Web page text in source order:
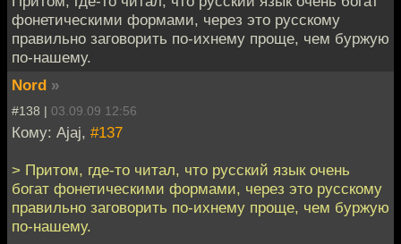
фонетическими формами, через это русскому
правильно заговорить по-ихнему проще, чем буржую
по-нашему.
Nord »
#138 | 03.09.09 12:56
Кому: Ajaj, #137
> Притом, где-то читал, что русский язык очень
богат фонетическими формами, через это русскому
правильно заговорить по-ихнему проще, чем буржую
по-нашему.